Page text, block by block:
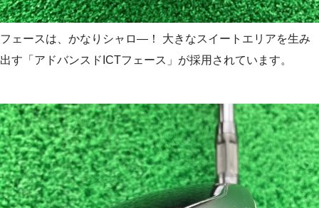
フェースは、かなりシャロ―！ 大きなスイートエリアを生み
出す「アドバンスドICTフェース」が採用されています。